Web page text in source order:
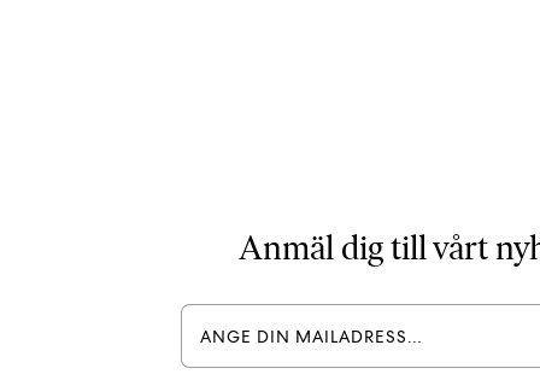
Anmäl dig till vårt